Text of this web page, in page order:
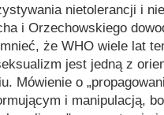
nietolerancji i
i Orzechowskiego
że WHO wiele lat
jest jedną z
Mówienie o
i manipulacją,